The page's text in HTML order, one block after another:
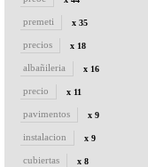
premeti x 35
precios x 18
albañileria x 16
precio x 11
pavimentos x 9
instalacion x 9
cubiertas x 8